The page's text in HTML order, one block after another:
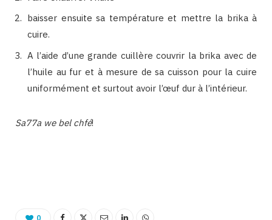
baisser ensuite sa température et mettre la brika à
cuire.
A l’aide d’une grande cuillère couvrir la brika avec de
l’huile au fur et à mesure de sa cuisson pour la cuire
uniformément et surtout avoir l’œuf dur à l’intérieur.
Sa77a we bel chfé!
0